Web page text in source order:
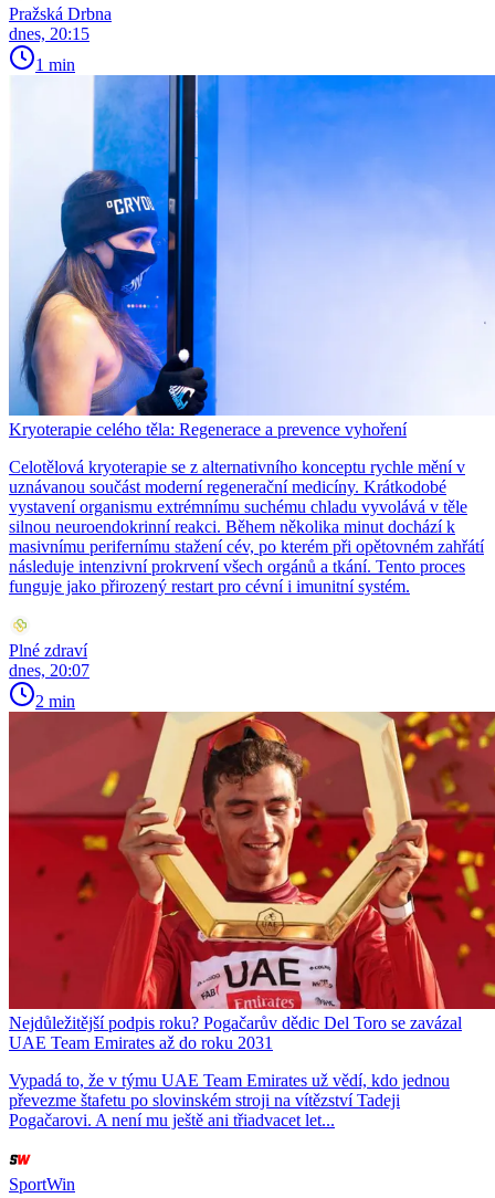
Pražská Drbna
dnes, 20:15
1 min
Kryoterapie celého těla: Regenerace a prevence vyhoření
Celotělová kryoterapie se z alternativního konceptu rychle mění v
uznávanou součást moderní regenerační medicíny. Krátkodobé
vystavení organismu extrémnímu suchému chladu vyvolává v těle
silnou neuroendokrinní reakci. Během několika minut dochází k
masivnímu perifernímu stažení cév, po kterém při opětovném zahřátí
následuje intenzivní prokrvení všech orgánů a tkání. Tento proces
funguje jako přirozený restart pro cévní i imunitní systém.
Plné zdraví
dnes, 20:07
2 min
Nejdůležitější podpis roku? Pogačarův dědic Del Toro se zavázal
UAE Team Emirates až do roku 2031
Vypadá to, že v týmu UAE Team Emirates už vědí, kdo jednou
převezme štafetu po slovinském stroji na vítězství Tadeji
Pogačarovi. A není mu ještě ani třiadvacet let...
SportWin